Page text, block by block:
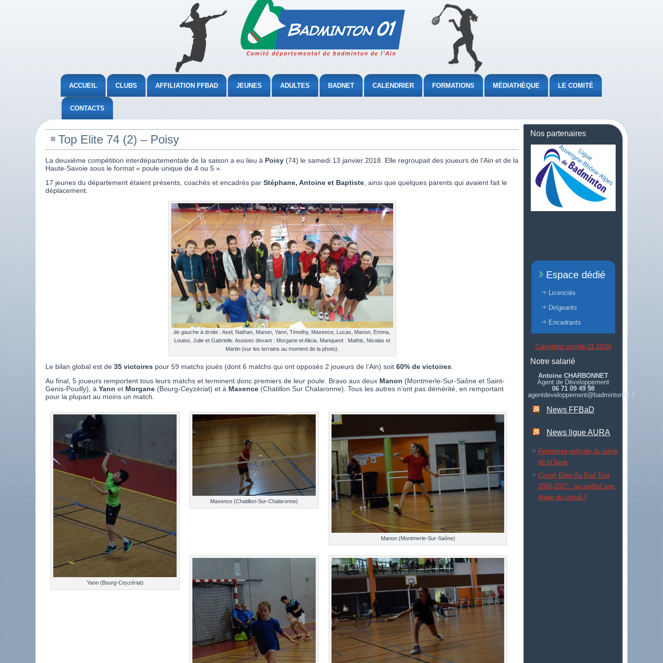
ACCUEIL CLUBS AFFILIATION FFBAD JEUNES ADULTES BADNET CALENDRIER FORMATIONS MÉDIATHÈQUE LE COMITÉ
CONTACTS
Top Elite 74 (2) – Poisy
La deuxième compétition interdépartementale de la saison a eu lieu à Poisy (74) le samedi 13 janvier 2018. Elle regroupait des joueurs de l’Ain et de la
Haute-Savoie sous le format « poule unique de 4 ou 5 ».
17 jeunes du département étaient présents, coachés et encadrés par Stéphane, Antoine et Baptiste , ainsi que quelques parents qui avaient fait le
déplacement.
de gauche à droite : Axel, Nathan, Manon, Yann, Timothy, Maxence, Lucas, Manon, Emma,
Louise, Julie et Gabrielle. Assises devant : Morgane et Alicia. Manquent : Mathis, Nicolas et
Martin (sur les terrains au moment de la photo).
Le bilan global est de 35 victoires pour 59 matchs joués (dont 6 matchs qui ont opposés 2 joueurs de l’Ain) soit 60% de victoires
Au final, 5 joueurs remportent tous leurs matchs et terminent donc premiers de leur poule. Bravo aux deux Manon (Montmerle-Sur-Saône et Saint-
Genis-Pouilly), à Yann et Morgane (Bourg-Ceyzériat) et à Maxence (Chatillon Sur Chalaronne). Tous les autres n’ont pas démérité, en remportant
pour la plupart au moins un match.
Yann (Bourg-Ceyzériat)
Maxence (Chatillon-Sur-Chalaronne)
Manon (Montmerle-Sur-Saône)
Nos partenaires
Espace dédié
Licenciés
Dirigeants
Encadrants
Calendrier comité 01 25/26
Notre salarié
Antoine CHARBONNET
Agent de Développement
06 71 09 49 98
agentdeveloppement@badminton01.fr
News FFBaD
News ligue AURA
Fermeture estivale du siège
de la ligue
Circuit Elles Au Bad Tour
2026-2027 : accueillez une
étape du circuit !